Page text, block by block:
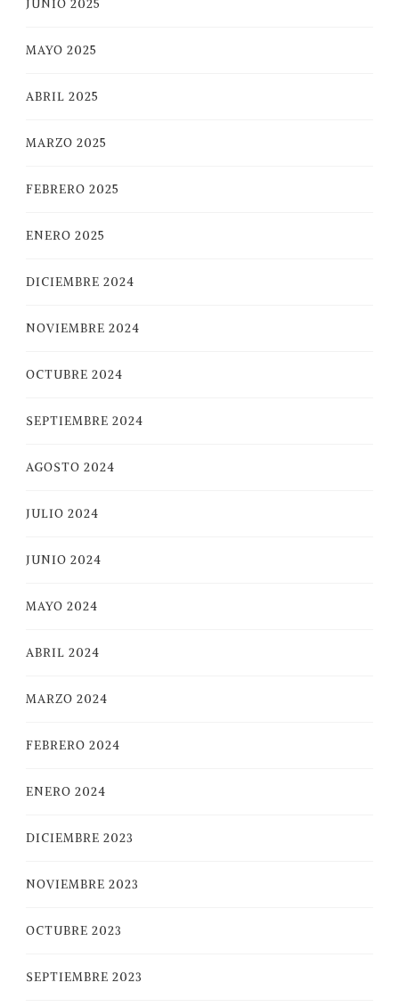
JUNIO 2025
MAYO 2025
ABRIL 2025
MARZO 2025
FEBRERO 2025
ENERO 2025
DICIEMBRE 2024
NOVIEMBRE 2024
OCTUBRE 2024
SEPTIEMBRE 2024
AGOSTO 2024
JULIO 2024
JUNIO 2024
MAYO 2024
ABRIL 2024
MARZO 2024
FEBRERO 2024
ENERO 2024
DICIEMBRE 2023
NOVIEMBRE 2023
OCTUBRE 2023
SEPTIEMBRE 2023